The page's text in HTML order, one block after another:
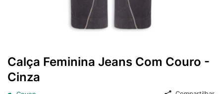
Calça Feminina Jeans Com Couro -
Cinza